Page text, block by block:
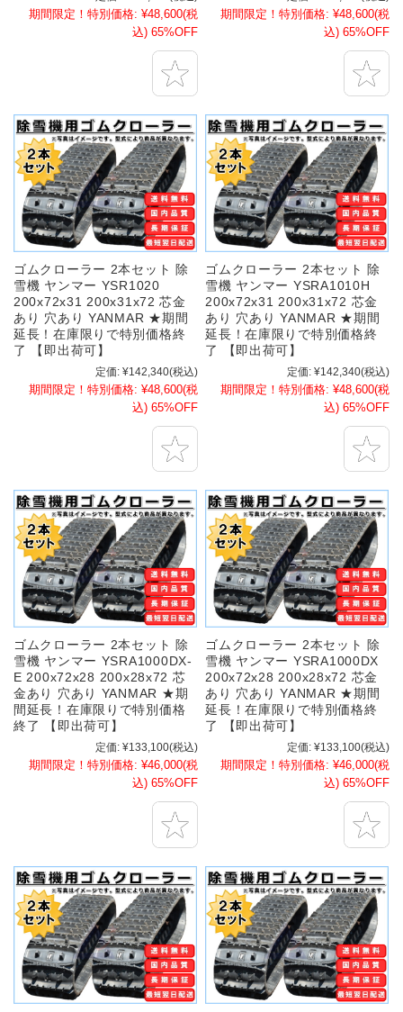
期間限定！特別価格: ¥48,600(税
込) 65%OFF
期間限定！特別価格: ¥48,600(税
込) 65%OFF
ゴムクローラー 2本セット 除
雪機 ヤンマー YSR1020
200x72x31 200x31x72 芯金
あり 穴あり YANMAR ★期間
延長！在庫限りで特別価格終
了 【即出荷可】
定価: ¥142,340(税込)
期間限定！特別価格: ¥48,600(税
込) 65%OFF
ゴムクローラー 2本セット 除
雪機 ヤンマー YSRA1010H
200x72x31 200x31x72 芯金
あり 穴あり YANMAR ★期間
延長！在庫限りで特別価格終
了 【即出荷可】
定価: ¥142,340(税込)
期間限定！特別価格: ¥48,600(税
込) 65%OFF
ゴムクローラー 2本セット 除
雪機 ヤンマー YSRA1000DX-
E 200x72x28 200x28x72 芯
金あり 穴あり YANMAR ★期
間延長！在庫限りで特別価格
終了 【即出荷可】
定価: ¥133,100(税込)
期間限定！特別価格: ¥46,000(税
込) 65%OFF
ゴムクローラー 2本セット 除
雪機 ヤンマー YSRA1000DX
200x72x28 200x28x72 芯金
あり 穴あり YANMAR ★期間
延長！在庫限りで特別価格終
了 【即出荷可】
定価: ¥133,100(税込)
期間限定！特別価格: ¥46,000(税
込) 65%OFF